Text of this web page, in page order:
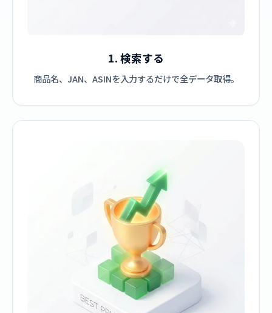
1. 検索する
商品名、JAN、ASINを入力するだけで全データ取得。